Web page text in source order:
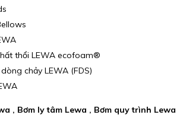
thổi LEWA ecofoam®
chảy LEWA (FDS)
, Bơm ly tâm Lewa , Bơm quy trình Lewa